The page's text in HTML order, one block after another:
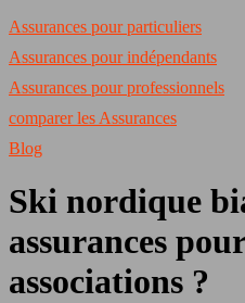
Assurances pour particuliers
Assurances pour indépendants
Assurances pour professionnels
comparer les Assurances
Blog
Ski nordique
assurances
associations ?